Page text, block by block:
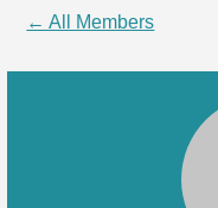
← All Members